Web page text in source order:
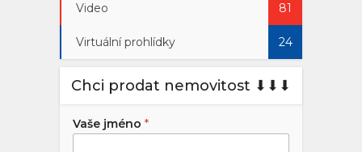
Video 81
Virtuální prohlídky 24
Chci prodat nemovitost ⬇︎⬇︎⬇︎
Vaše jméno *